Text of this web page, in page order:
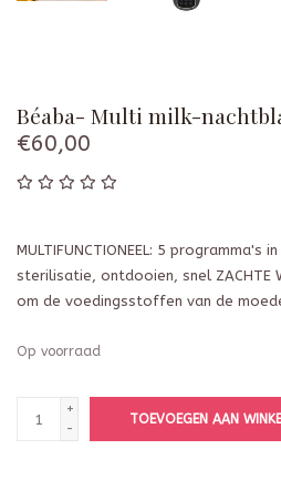
Béaba- Multi milk-
€60,00
MULTIFUNCTIONEEL: 5 programma's
sterilisatie, ontdooien, snel ZACHTE
om de voedingsstoffen van de
Op voorraad
+
-
TOEVOEGEN AAN